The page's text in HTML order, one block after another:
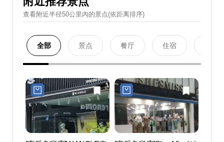
查看附近半径50公里內的景点(依距离排序)
全部 景点 餐厅 住宿